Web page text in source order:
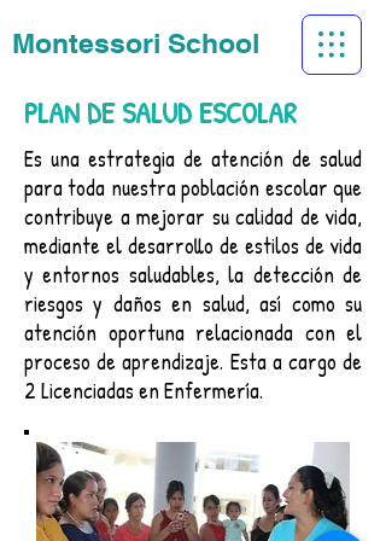
Montessori School
PLAN DE SALUD ESCOLAR
Es una estrategia de atención de salud
para toda nuestra población escolar que
contribuye a mejorar su calidad de vida,
mediante el desarrollo de estilos de vida
y entornos saludables, la detección de
riesgos y daños en salud, así como su
atención oportuna relacionada con el
proceso de aprendizaje. Esta a cargo de
2 Licenciadas en Enfermería.